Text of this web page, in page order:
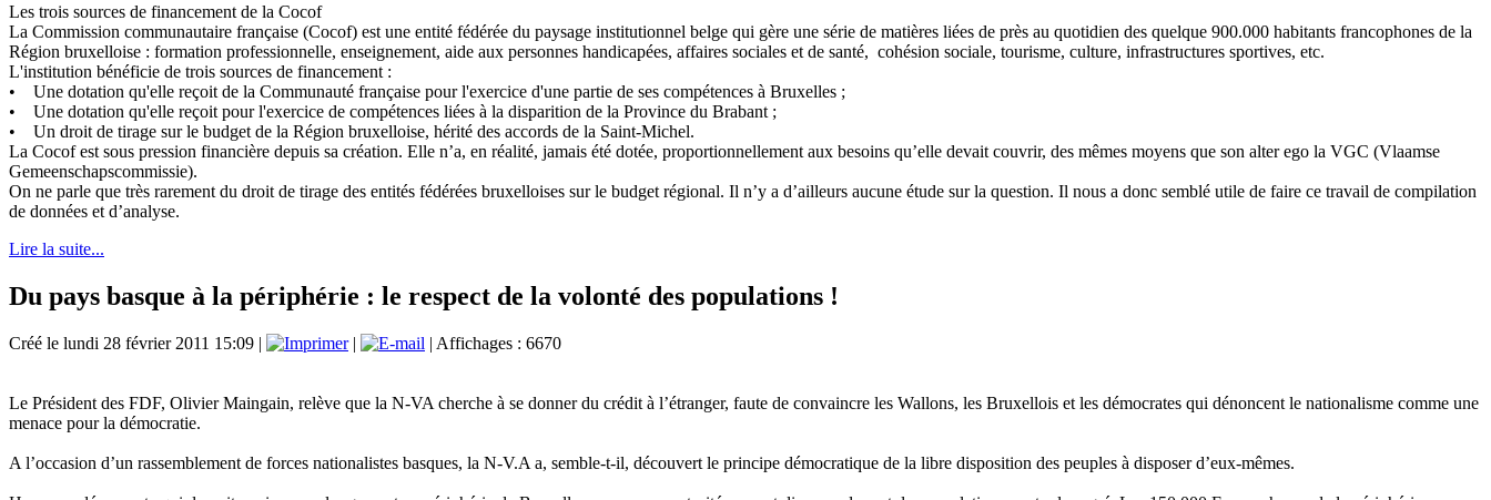
Les trois sources de financement de la Cocof
La Commission communautaire française (Cocof) est une entité fédérée du paysage institutionnel belge qui gère une série de matières liées de près au quotidien des quelque 900.000 habitants francophones de la
Région bruxelloise : formation professionnelle, enseignement, aide aux personnes handicapées, affaires sociales et de santé, cohésion sociale, tourisme, culture, infrastructures sportives, etc.
L'institution bénéficie de trois sources de financement :
• Une dotation qu'elle reçoit de la Communauté française pour l'exercice d'une partie de ses compétences à Bruxelles ;
• Une dotation qu'elle reçoit pour l'exercice de compétences liées à la disparition de la Province du Brabant ;
• Un droit de tirage sur le budget de la Région bruxelloise, hérité des accords de la Saint-Michel.
La Cocof est sous pression financière depuis sa création. Elle n’a, en réalité, jamais été dotée, proportionnellement aux besoins qu’elle devait couvrir, des mêmes moyens que son alter ego la VGC (Vlaamse
Gemeenschapscommissie).
On ne parle que très rarement du droit de tirage des entités fédérées bruxelloises sur le budget régional. Il n’y a d’ailleurs aucune étude sur la question. Il nous a donc semblé utile de faire ce travail de compilation
de données et d’analyse.
Lire la suite...
Du pays basque à la périphérie : le respect de la volonté des populations !
Créé le lundi 28 février 2011 15:09 | | | Affichages : 6670
Le Président des FDF, Olivier Maingain, relève que la N-VA cherche à se donner du crédit à l’étranger, faute de convaincre les Wallons, les Bruxellois et les démocrates qui dénoncent le nationalisme comme une
menace pour la démocratie.
A l’occasion d’un rassemblement de forces nationalistes basques, la N-V.A a, semble-t-il, découvert le principe démocratique de la libre disposition des peuples à disposer d’eux-mêmes.